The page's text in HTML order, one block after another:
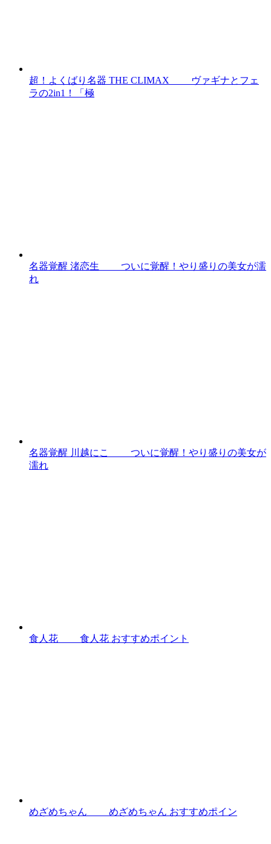
超！よくばり名器 THE CLIMAX ヴァギナとフェ
ラの2in1！「極
名器覚醒 渚恋生 ついに覚醒！やり盛りの美女が濡
れ
名器覚醒 川越にこ ついに覚醒！やり盛りの美女が
濡れ
食人花 食人花 おすすめポイント
めざめちゃん めざめちゃん おすすめポイン